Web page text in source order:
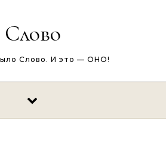
Слово
Слово. И это — ОНО!